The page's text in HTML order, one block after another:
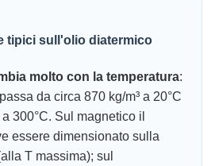
tipici sull'olio diatermico
molto con la temperatura:
da circa 870 kg/m³ a 20°C
300°C. Sul magnetico il
essere dimensionato sulla
T massima); sul